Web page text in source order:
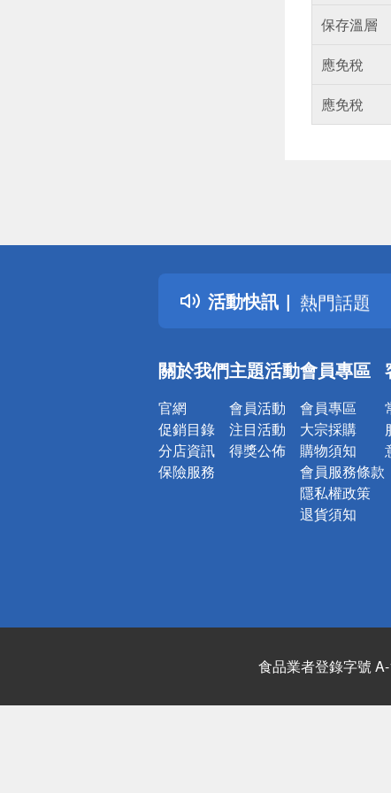
保存溫層
應免稅
應免稅
活動快訊
詐騙網頁
得獎公告
熱門話題
銀行優惠
詐騙網頁
關於我們
官網
促銷目錄
分店資訊
保險服務
主題活動
會員活動
注目活動
得獎公佈
會員專區
會員專區
大宗採購
購物須知
會員服務條款
隱私權政策
退貨須知
食品業者登錄字號